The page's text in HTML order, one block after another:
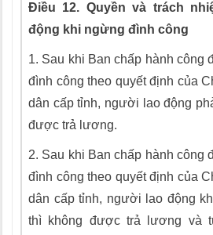
Điều 12. Quyền và trách
động khi ngừng đình công
1. Sau khi Ban chấp hành công
đình công theo quyết định của
dân cấp tỉnh, người ao động
được trả lương.
2. Sau khi Ban chấp hành công
đình công theo quyết định của
dân cấp tỉnh, người lao động
thì không được trả lương và